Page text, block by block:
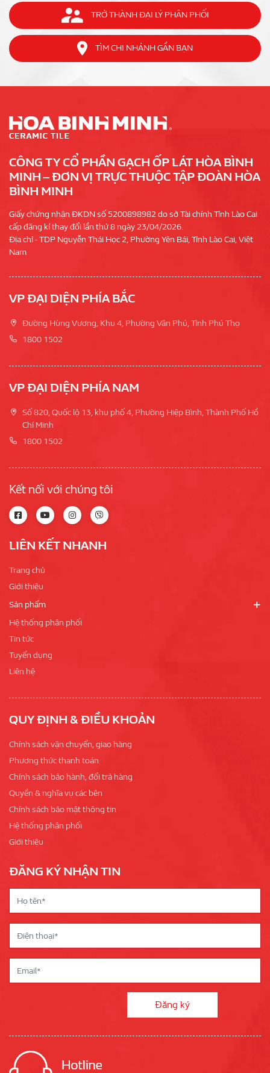
TRỞ THÀNH ĐẠI LÝ PHÂN PHỐI
TÌM CHI NHÁNH GẦN BẠN
CÔNG TY CỔ PHẦN GẠCH ỐP LÁT HÒA BÌNH
MINH – ĐƠN VỊ TRỰC THUỘC TẬP ĐOÀN HÒA
BÌNH MINH
Giấy chứng nhận ĐKDN số 5200898982 do sở Tài chính Tỉnh Lào Cai
cấp đăng kí thay đổi lần thứ 8 ngày 23/04/2026.
Địa chỉ - TDP Nguyễn Thái Học 2, Phường Yên Bái, Tỉnh Lào Cai, Việt
Nam
VP ĐẠI DIỆN PHÍA BẮC
Đường Hùng Vương, Khu 4, Phường Vân Phú, Tỉnh Phú Thọ
1800 1502
VP ĐẠI DIỆN PHÍA NAM
Số 820, Quốc lộ 13, khu phố 4, Phường Hiệp Bình, Thành Phố Hồ
Chí Minh
1800 1502
Kết nối với chúng tôi
LIÊN KẾT NHANH
Trang chủ
Giới thiệu
Sản phẩm
Hệ thống phân phối
Tin tức
Tuyển dụng
Liên hệ
QUY ĐỊNH & ĐIỀU KHOẢN
Chính sách vận chuyển, giao hàng
Phương thức thanh toán
Chính sách bảo hành, đổi trả hàng
Quyền & nghĩa vụ các bên
Chính sách bảo mật thông tin
Hệ thống phân phối
Giới thiệu
ĐĂNG KÝ NHẬN TIN